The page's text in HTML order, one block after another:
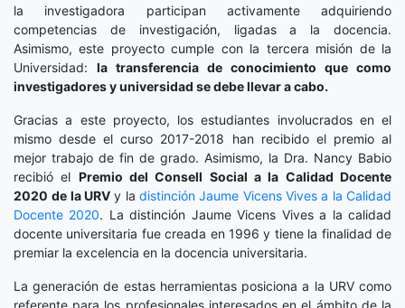
la investigadora participan activamente adquiriendo
competencias de investigación, ligadas a la docencia.
Asimismo, este proyecto cumple con la tercera misión de la
Universidad: la transferencia de conocimiento que como
investigadores y universidad se debe llevar a cabo.
Gracias a este proyecto, los estudiantes involucrados en el
mismo desde el curso 2017-2018 han recibido el premio al
mejor trabajo de fin de grado. Asimismo, la Dra. Nancy Babio
recibió el Premio del Consell Social a la Calidad Docente
2020 de la URV y ladistinción Jaume Vicens Vives a la Calidad
Docente 2020. La distinción Jaume Vicens Vives a la calidad
docente universitaria fue creada en 1996 y tiene la finalidad de
premiar la excelencia en la docencia universitaria.
La generación de estas herramientas posiciona a la URV como
referente para los profesionales interesados en el ámbito de la